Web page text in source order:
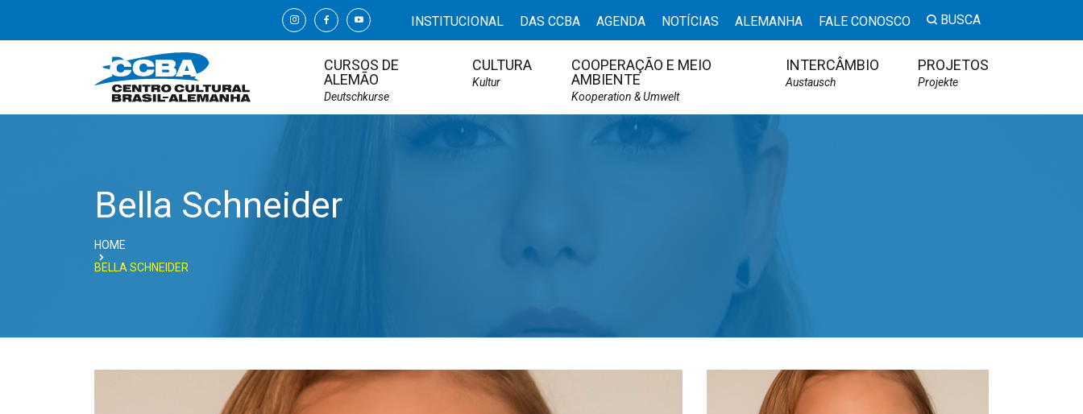
INSTITUCIONAL DAS CCBA AGENDA NOTÍCIAS ALEMANHA FALE CONOSCO BUSCA
CURSOS DE
ALEMÃO
Deutschkurse
CULTURA
Kultur
COOPERAÇÃO E MEIO
AMBIENTE
Kooperation & Umwelt
INTERCÂMBIO
Austausch
PROJETOS
Projekte
Bella Schneider
HOME
BELLA SCHNEIDER